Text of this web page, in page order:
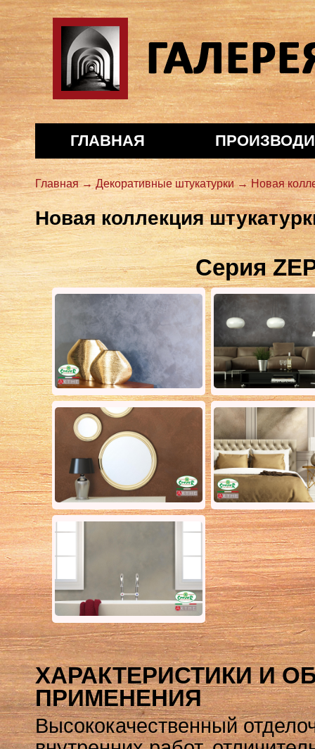
Галерея декора
ГЛАВНАЯ
Главная → Декоративные штукатурки → Новая
Новая коллекция
Серия
ХАРАКТЕРИСТИКИ И
ПРИМЕНЕНИЯ
Высококачественный